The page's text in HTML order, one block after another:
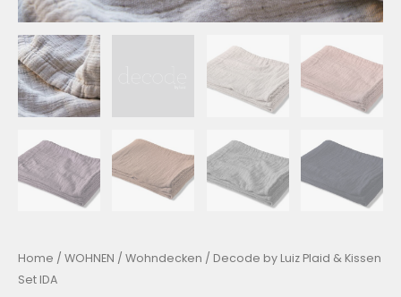
Home / WOHNEN / Wohndecken / Decode by Luiz Plaid & Kissen
Set IDA